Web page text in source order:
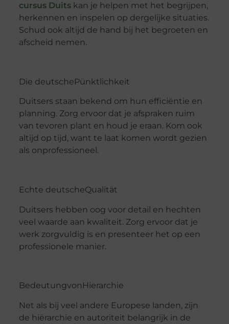
cursus Duitskan je helpen met het begrijpen,
herkennen en inspelen op dergelijke situaties.
Schud ook altijd de hand bij het begroeten en
afscheid nemen.
Die deutschePünktlichkeit
Duitsers staan bekend om hun efficiëntie en
planning. Zorg ervoor dat je afspraken ruim
van tevoren plant en houd je eraan. Kom ook
altijd op tijd, want te laat komen wordt gezien
als onprofessioneel.
Echte deutscheQualität
Duitsers hebben oog voor detail en hechten
veel waarde aan kwaliteit. Zorg ervoor dat je
werk zorgvuldig is en presenteer het op een
professionele manier.
Bedeutungvon Hierarchie
Net als bij veel andere Europese landen, zijn
de hiërarchie en autoriteit belangrijk in de